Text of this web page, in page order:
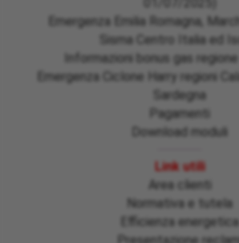
Emergenza Emilia Romagna,
Sisma Centro Italia ed
Informazioni bonus gas
Emergenza Ciclone Harry regioni
Sardegna
Pagamenti
Download moduli
Link utili
Area clienti
Normativa e tutela
Efficienza energetica